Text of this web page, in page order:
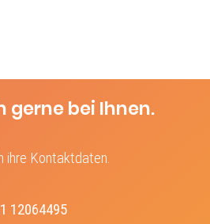
gerne bei Ihnen.
ihre Kontaktdaten.
12064495‬